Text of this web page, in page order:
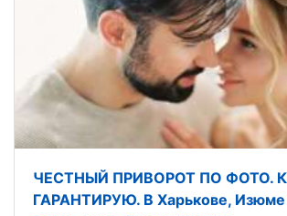
ЧЕСТНЫЙ ПРИВОРОТ ПО ФОТО.
ГАРАНТИРУЮ. В Харькове,